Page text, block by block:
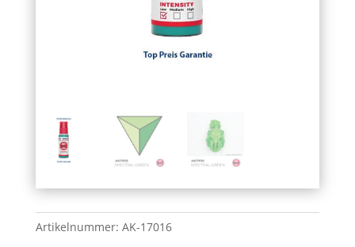
Artikelnummer: AK-17016